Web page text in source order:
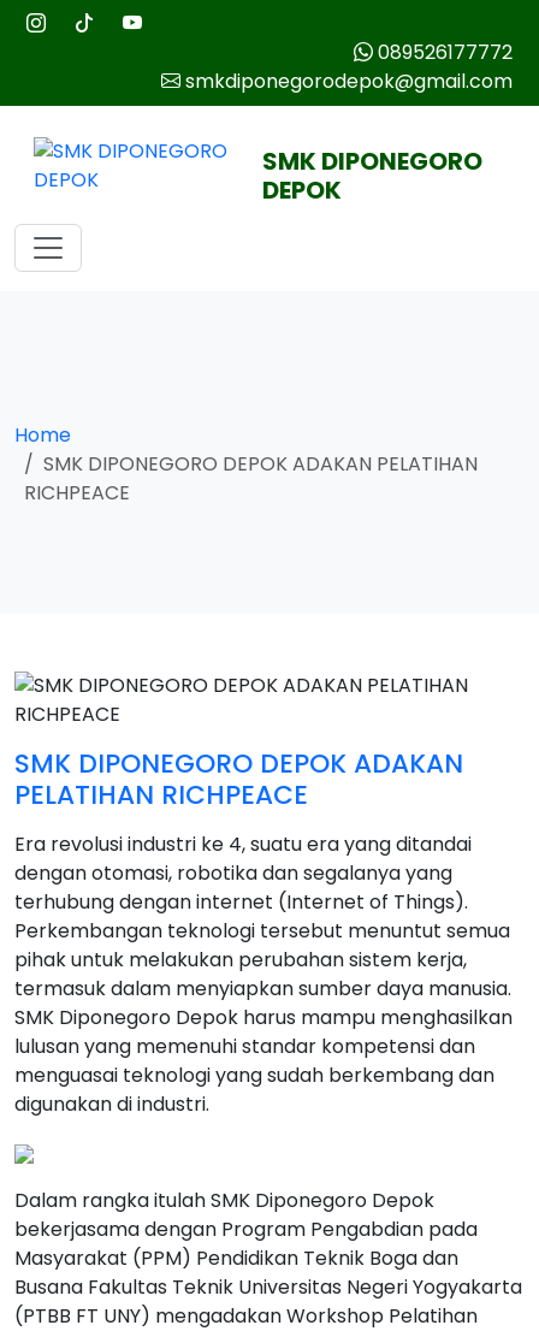
089526177772
smkdiponegorodepok@gmail.com
SMK DIPONEGORO
DEPOK
Home
SMK DIPONEGORO DEPOK ADAKAN PELATIHAN
RICHPEACE
SMK DIPONEGORO DEPOK ADAKAN
PELATIHAN RICHPEACE
Era revolusi industri ke 4, suatu era yang ditandai
dengan otomasi, robotika dan segalanya yang
terhubung dengan internet (Internet of Things).
Perkembangan teknologi tersebut menuntut semua
pihak untuk melakukan perubahan sistem kerja,
termasuk dalam menyiapkan sumber daya manusia.
SMK Diponegoro Depok harus mampu menghasilkan
lulusan yang memenuhi standar kompetensi dan
menguasai teknologi yang sudah berkembang dan
digunakan di industri.
Dalam rangka itulah SMK Diponegoro Depok
bekerjasama dengan Program Pengabdian pada
Masyarakat (PPM) Pendidikan Teknik Boga dan
Busana Fakultas Teknik Universitas Negeri Yogyakarta
(PTBB FT UNY) mengadakan Workshop Pelatihan